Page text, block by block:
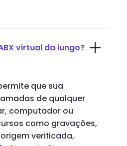
virtual da iungo?
que sua
de qualquer
computador ou
como gravações,
verificada,